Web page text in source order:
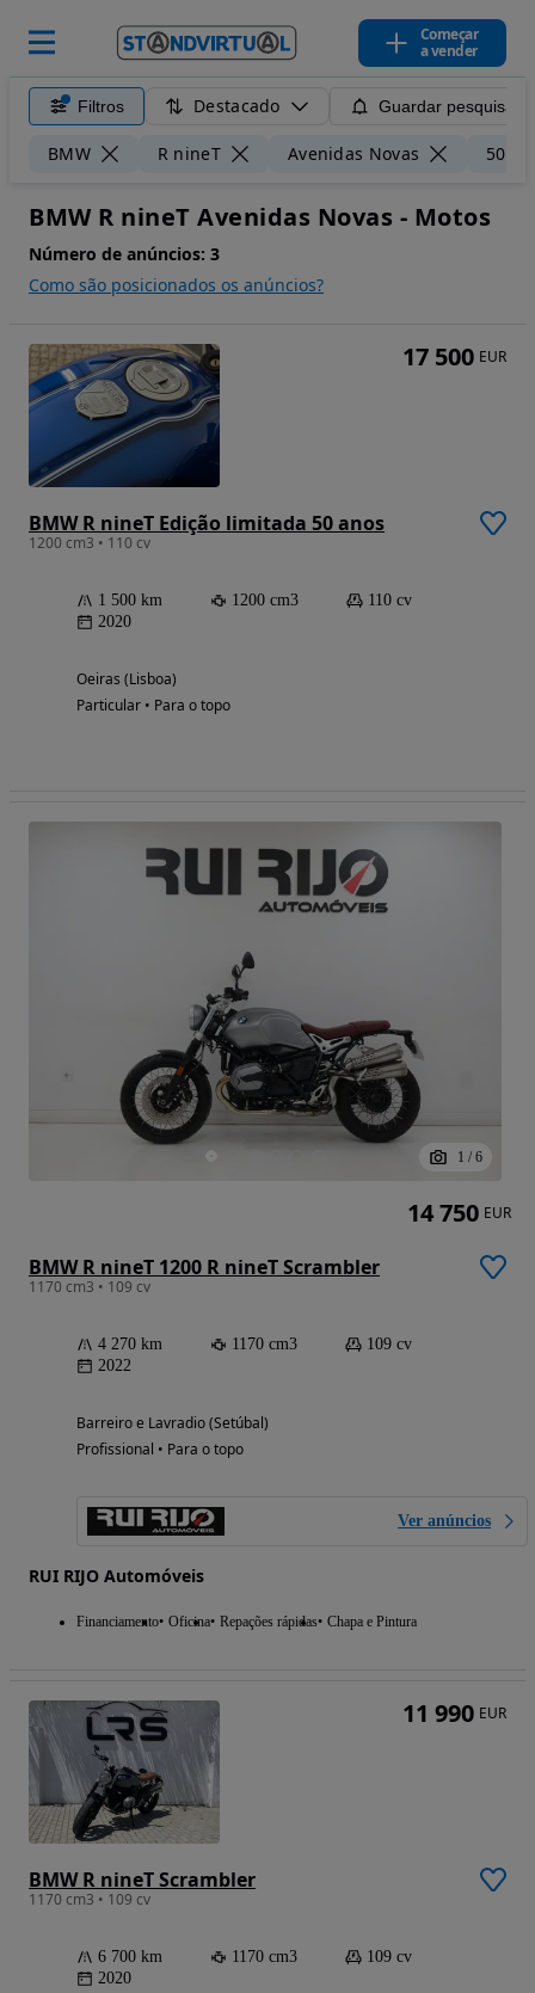
Começar
a vender
Filtros Destacado Guardar pesquisa
BMW R nineT Avenidas Novas 50 km
BMW R nineT Avenidas Novas - Motos
Número de anúncios: 3
Como são posicionados os anúncios?
BMW R nineT Edição limitada 50 anos
1200 cm3 • 110 cv
1 500 km 1200 cm3
110 cv
2020
Oeiras (Lisboa)
Particular • Para o topo
17 500 EUR
1 / 6
BMW R nineT 1200 R nineT Scrambler
1170 cm3 • 109 cv
4 270 km 1170 cm3
109 cv
2022
Barreiro e Lavradio (Setúbal)
Profissional • Para o topo
Ver anúncios
RUI RIJO Automóveis
Financiamento Oficina Repações rápidas Chapa e Pintura
14 750 EUR
BMW R nineT Scrambler
1170 cm3 • 109 cv
6 700 km 1170 cm3
109 cv
2020
11 990 EUR